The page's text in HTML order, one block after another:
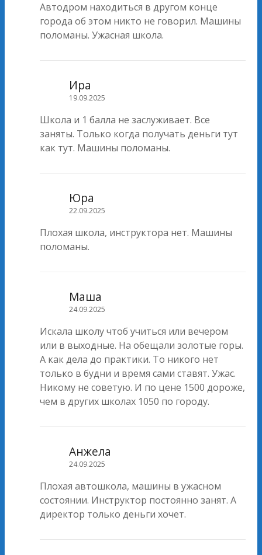
Автодром находиться в другом конце
города об этом никто не говорил. Машины
поломаны. Ужасная школа.
Ира
19.09.2025
Школа и 1 балла не заслуживает. Все
заняты. Только когда получать деньги тут
как тут. Машины поломаны.
Юра
22.09.2025
Плохая школа, инструктора нет. Машины
поломаны.
Маша
24.09.2025
Искала школу чтоб учиться или вечером
или в выходные. На обещали золотые горы.
А как дела до практики. То никого нет
только в будни и время сами ставят. Ужас.
Никому не советую. И по цене 1500 дороже,
чем в других школах 1050 по городу.
Анжела
24.09.2025
Плохая автошкола, машины в ужасном
состоянии. Инструктор постоянно занят. А
директор только деньги хочет.